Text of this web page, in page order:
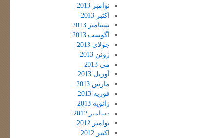
نوامبر 2013
اکتبر 2013
سپتامبر 2013
آگوست 2013
جولای 2013
ژوئن 2013
می 2013
آوریل 2013
مارس 2013
فوریه 2013
ژانویه 2013
دسامبر 2012
نوامبر 2012
اکتبر 2012